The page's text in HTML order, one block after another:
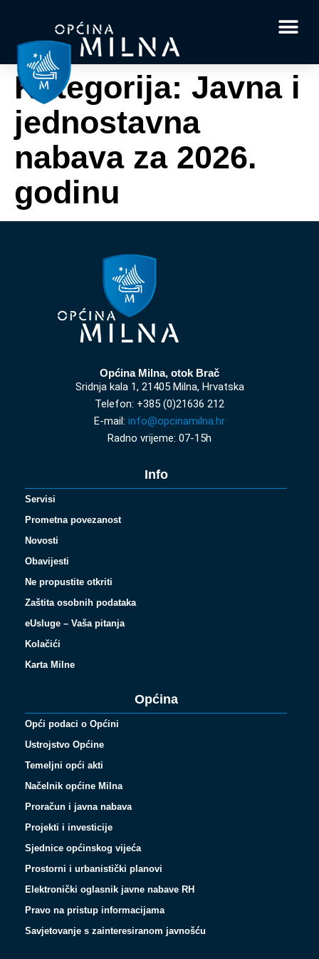
Kategorija: Javna i
jednostavna
nabava za 2026.
godinu
Općina Milna, otok Brač
Sridnja kala 1, 21405 Milna, Hrvatska
Telefon: +385 (0)21636 212
E-mail: info@opcinamilna.hr
Radno vrijeme: 07-15h
Info
Servisi
Prometna povezanost
Novosti
Obavijesti
Ne propustite otkriti
Zaštita osobnih podataka
eUsluge – Vaša pitanja
Kolačići
Karta Milne
Općina
Opći podaci o Općini
Ustrojstvo Općine
Temeljni opći akti
Načelnik općine Milna
Proračun i javna nabava
Projekti i investicije
Sjednice općinskog vijeća
Prostorni i urbanistički planovi
Elektronički oglasnik javne nabave RH
Pravo na pristup informacijama
Savjetovanje s zainteresiranom javnošću